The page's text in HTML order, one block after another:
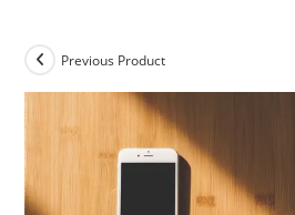
Previous Product